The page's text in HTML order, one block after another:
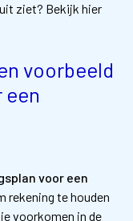
ziet? Bekijk hier
voorbeeld
een
voor een
rekening te houden
voorkomen in de